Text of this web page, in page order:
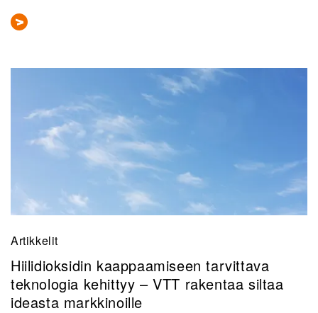
Artikkelit
Hiilidioksidin kaappaamiseen tarvittava
teknologia kehittyy – VTT rakentaa siltaa
ideasta markkinoille